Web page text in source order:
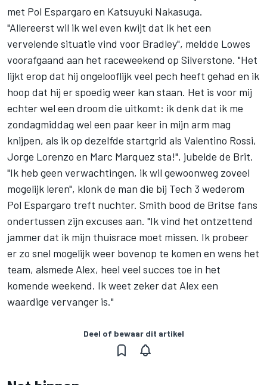
met Pol Espargaro en Katsuyuki Nakasuga.
"Allereerst wil ik wel even kwijt dat ik het een
vervelende situatie vind voor Bradley", meldde Lowes
voorafgaand aan het raceweekend op Silverstone. "Het
lijkt erop dat hij ongelooflijk veel pech heeft gehad en ik
hoop dat hij er spoedig weer kan staan. Het is voor mij
echter wel een droom die uitkomt: ik denk dat ik me
zondagmiddag wel een paar keer in mijn arm mag
knijpen, als ik op dezelfde startgrid als Valentino Rossi,
Jorge Lorenzo en Marc Marquez sta!", jubelde de Brit.
"Ik heb geen verwachtingen, ik wil gewoonweg zoveel
mogelijk leren", klonk de man die bij Tech 3 wederom
Pol Espargaro treft nuchter. Smith bood de Britse fans
ondertussen zijn excuses aan. "Ik vind het ontzettend
jammer dat ik mijn thuisrace moet missen. Ik probeer
er zo snel mogelijk weer bovenop te komen en wens het
team, alsmede Alex, heel veel succes toe in het
komende weekend. Ik weet zeker dat Alex een
waardige vervanger is."
Deel of bewaar dit artikel